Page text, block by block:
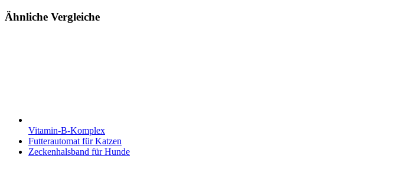
Ähnliche Vergleiche
Vitamin-B-Komplex
Futterautomat für Katzen
Zeckenhalsband für Hunde